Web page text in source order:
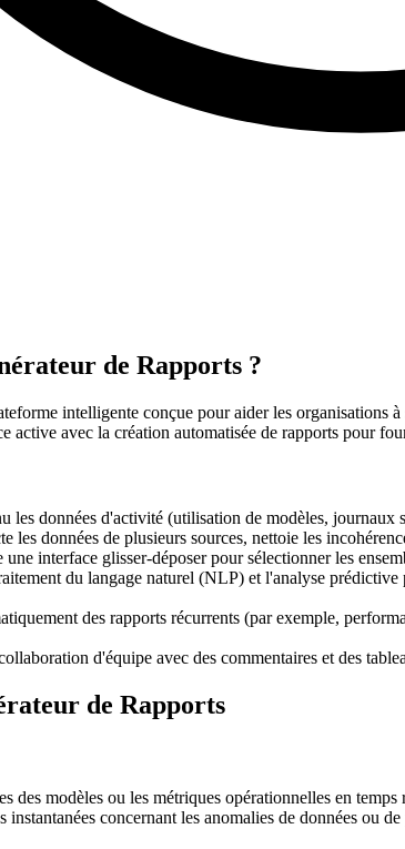
de Rapports ?
intelligente conçue pour aider les organisations
avec la création automatisée de rapports pour
les données d'activité (utilisation de modèles, journaux
les données de plusieurs sources, nettoie les
une interface glisser-déposer pour sélectionner les
du langage naturel (NLP) et l'analyse prédictive
des rapports récurrents (par exemple,
d'équipe avec des commentaires et des
de Rapports
des modèles ou les métriques opérationnelles en
concernant les anomalies de données ou de